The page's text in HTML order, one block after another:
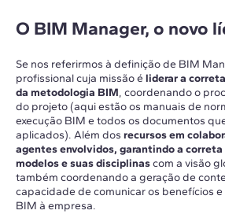
O BIM Manager, o novo
Se nos referirmos à definição de BIM
profissional cuja missão é liderar a
da metodologia BIM, coordenando o
do projeto (aqui estão os manuais de
execução BIM e todos os documentos
aplicados). Além dos recursos em
agentes envolvidos, garantindo a
modelos e suas disciplinascom a visão
também coordenando a geração de
capacidade de comunicar os benefícios
BIM à empresa.